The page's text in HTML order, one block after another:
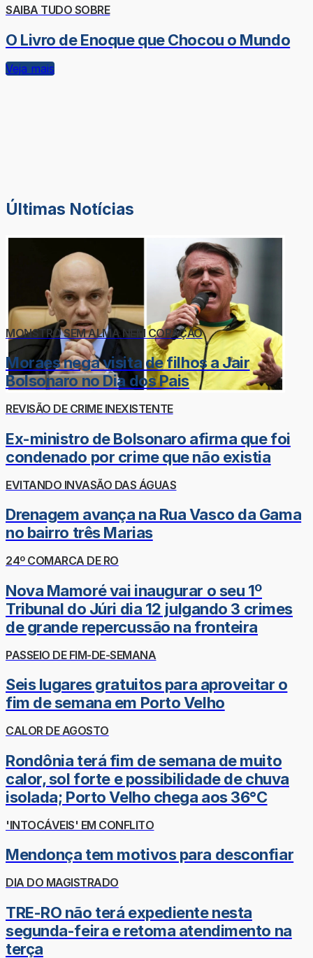
SAIBA TUDO SOBRE
O Livro de Enoque que Chocou o Mundo
Veja mais
Últimas Notícias
MONSTRO SEM ALMA NEM CORAÇÃO
Moraes nega visita de filhos a Jair
Bolsonaro no Dia dos Pais
REVISÃO DE CRIME INEXISTENTE
Ex-ministro de Bolsonaro afirma que foi
condenado por crime que não existia
EVITANDO INVASÃO DAS ÁGUAS
Drenagem avança na Rua Vasco da Gama
no bairro três Marias
24º COMARCA DE RO
Nova Mamoré vai inaugurar o seu 1º
Tribunal do Júri dia 12 julgando 3 crimes
de grande repercussão na fronteira
PASSEIO DE FIM-DE-SEMANA
Seis lugares gratuitos para aproveitar o
fim de semana em Porto Velho
CALOR DE AGOSTO
Rondônia terá fim de semana de muito
calor, sol forte e possibilidade de chuva
isolada; Porto Velho chega aos 36°C
'INTOCÁVEIS' EM CONFLITO
Mendonça tem motivos para desconfiar
DIA DO MAGISTRADO
TRE-RO não terá expediente nesta
segunda-feira e retoma atendimento na
terça